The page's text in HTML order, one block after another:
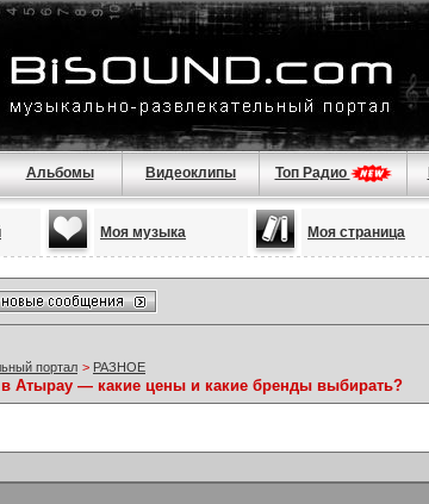
Альбомы Видеоклипы Топ Радио
Моя музыка Моя страница
портал > РАЗНОЕ
в Атырау — какие цены и какие бренды выбирать?